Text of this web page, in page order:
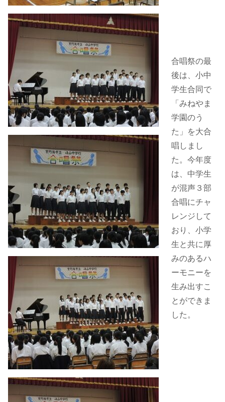
合唱祭の最
後は、小中
学生合同で
「みねやま
学園のう
た」を大合
唱しまし
た。今年度
は、中学生
が混声３部
合唱にチャ
レンジして
おり、小学
生と共に厚
みのあるハ
ーモニーを
生み出すこ
とができま
した。